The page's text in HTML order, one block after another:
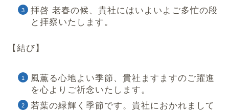
拝啓 老春の候、貴社にはいよいよご多忙の段
と拝察いたします。
【結び】
風薫る心地よい季節、貴社ますますのご躍進
を心よりご祈念いたします。
若葉の緑輝く季節です。貴社におかれまして